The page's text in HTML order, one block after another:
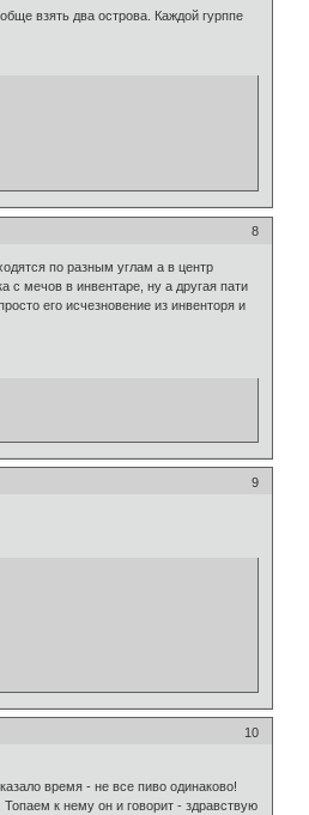
взять два острова. Каждой гурппе
8
по разным углам а в центр
с мечов в инвентаре, ну а другая пати
его исчезновение из инвенторя и
9
10
время - не все пиво одинаково!
к нему он и говорит - здравствую